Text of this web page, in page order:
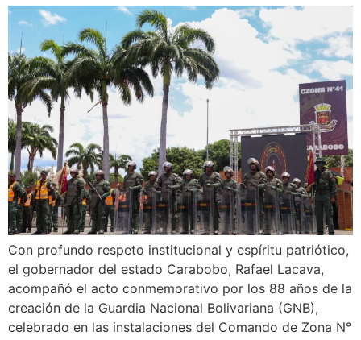
Con profundo respeto institucional y espíritu patriótico,
el gobernador del estado Carabobo, Rafael Lacava,
acompañó el acto conmemorativo por los 88 años de la
creación de la Guardia Nacional Bolivariana (GNB),
celebrado en las instalaciones del Comando de Zona N°